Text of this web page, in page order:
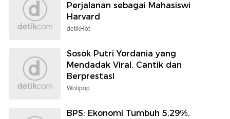
Perjalanan sebagai Mahasiswi
Harvard
detikHot
Sosok Putri Yordania yang
Mendadak Viral, Cantik dan
Berprestasi
Wolipop
BPS: Ekonomi Tumbuh 5,29%,